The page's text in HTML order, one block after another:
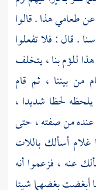
طعامي هذا . قالوا
. قال : فلا تفعلوا
للؤم بنا ، يتخلف
من بيننا ، ثم قام
لحظا شديدا ،
عنده من صفته ، حتى
أسألك باللات
عنه ، فزعموا أنه
أبغضت بغضهما شيئا